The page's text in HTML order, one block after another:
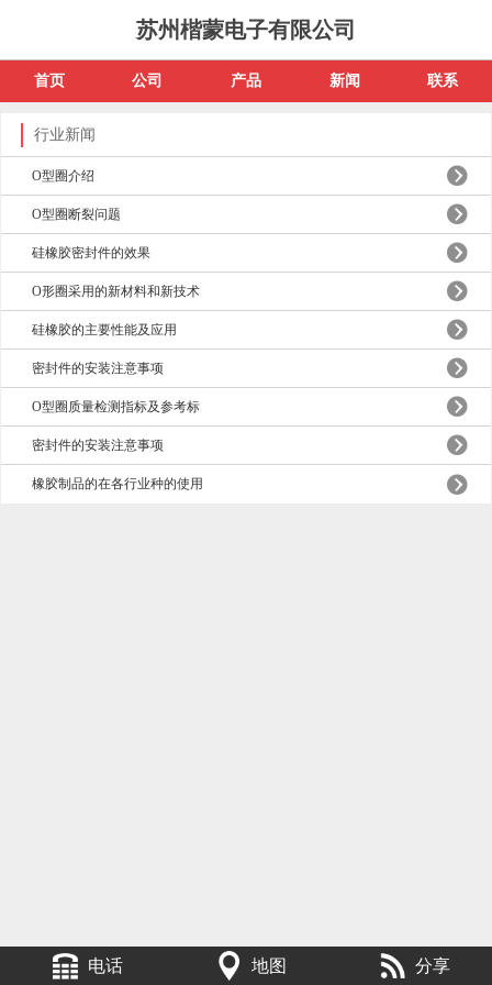
苏州楷蒙电子有限公司
首页 公司 产品 新闻 联系
行业新闻
O型圈介绍
O型圈断裂问题
硅橡胶密封件的效果
O形圈采用的新材料和新技术
硅橡胶的主要性能及应用
密封件的安装注意事项
O型圈质量检测指标及参考标
密封件的安装注意事项
橡胶制品的在各行业种的使用
电话 地图 分享